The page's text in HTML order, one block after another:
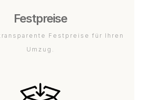
Festpreise
Festpreise für Ihren
Umzug.